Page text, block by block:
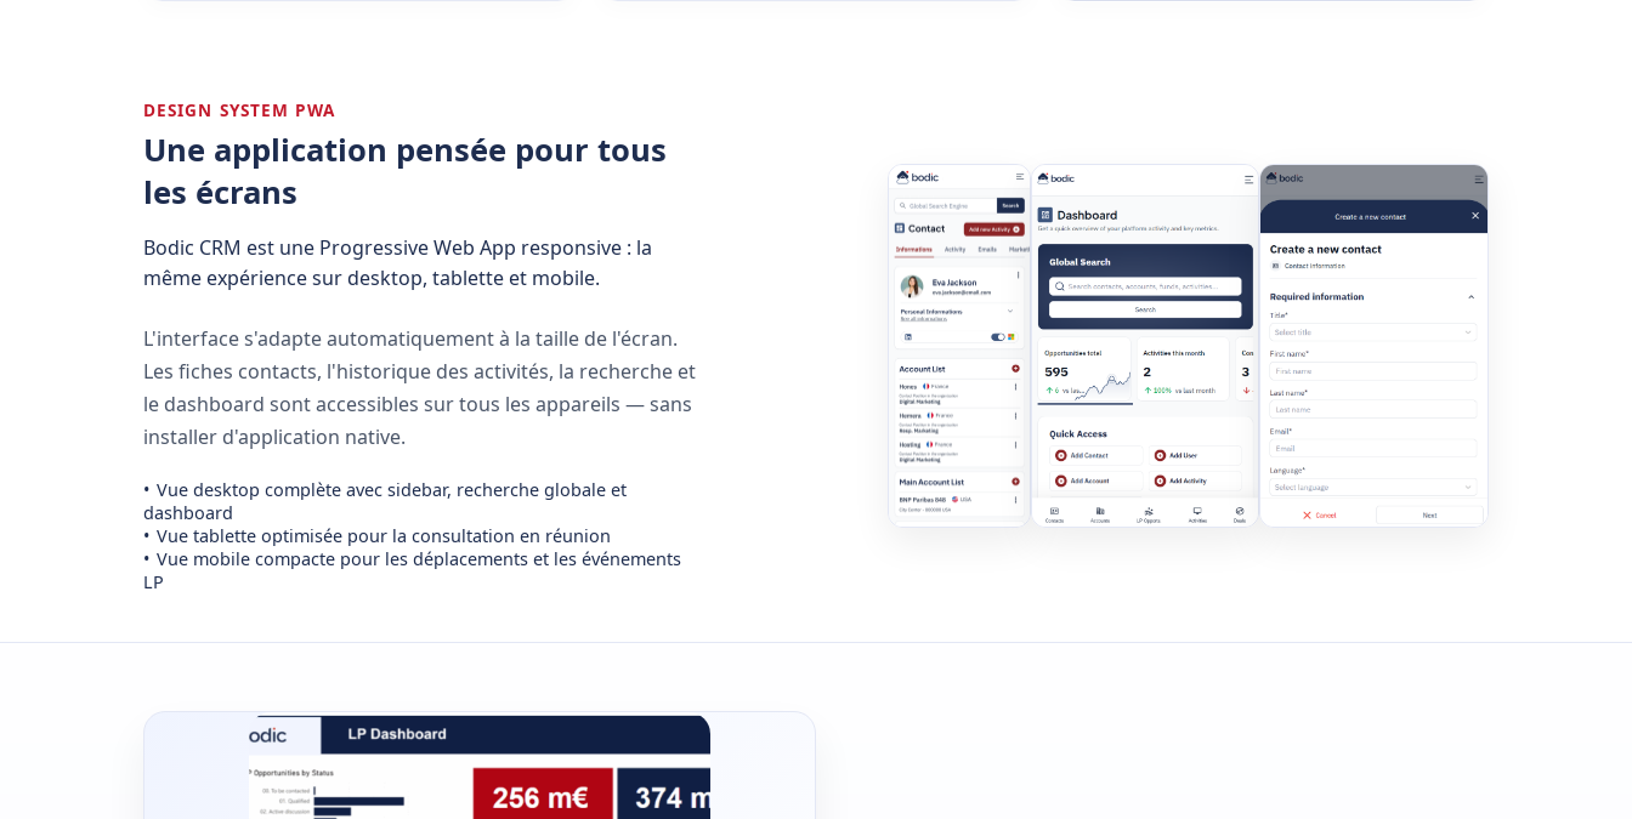
DESIGN SYSTEM PWA
Une application pensée pour tous
les écrans
Bodic CRM est une Progressive Web App responsive : la
même expérience sur desktop, tablette et mobile.
L'interface s'adapte automatiquement à la taille de l'écran.
Les fiches contacts, l'historique des activités, la recherche et
le dashboard sont accessibles sur tous les appareils — sans
installer d'application native.
Vue desktop complète avec sidebar, recherche globale et
dashboard
Vue tablette optimisée pour la consultation en réunion
Vue mobile compacte pour les déplacements et les événements
LP